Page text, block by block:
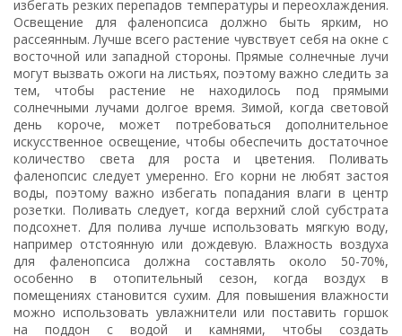
избегать резких перепадов температуры и переохлаждения.
Освещение для фаленопсиса должно быть ярким, но
рассеянным. Лучше всего растение чувствует себя на окне с
восточной или западной стороны. Прямые солнечные лучи
могут вызвать ожоги на листьях, поэтому важно следить за
тем, чтобы растение не находилось под прямыми
солнечными лучами долгое время. Зимой, когда световой
день короче, может потребоваться дополнительное
искусственное освещение, чтобы обеспечить достаточное
количество света для роста и цветения. Поливать
фаленопсис следует умеренно. Его корни не любят застоя
воды, поэтому важно избегать попадания влаги в центр
розетки. Поливать следует, когда верхний слой субстрата
подсохнет. Для полива лучше использовать мягкую воду,
например отстоянную или дождевую. Влажность воздуха
для фаленопсиса должна составлять около 50-70%,
особенно в отопительный сезон, когда воздух в
помещениях становится сухим. Для повышения влажности
можно использовать увлажнители или поставить горшок
на поддон с водой и камнями, чтобы создать